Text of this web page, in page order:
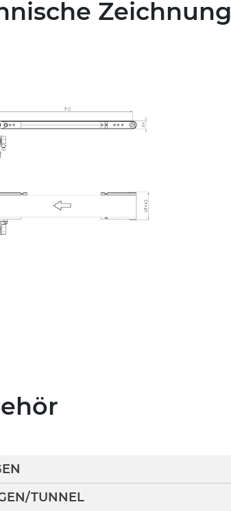
Zeichnung
TUNNEL